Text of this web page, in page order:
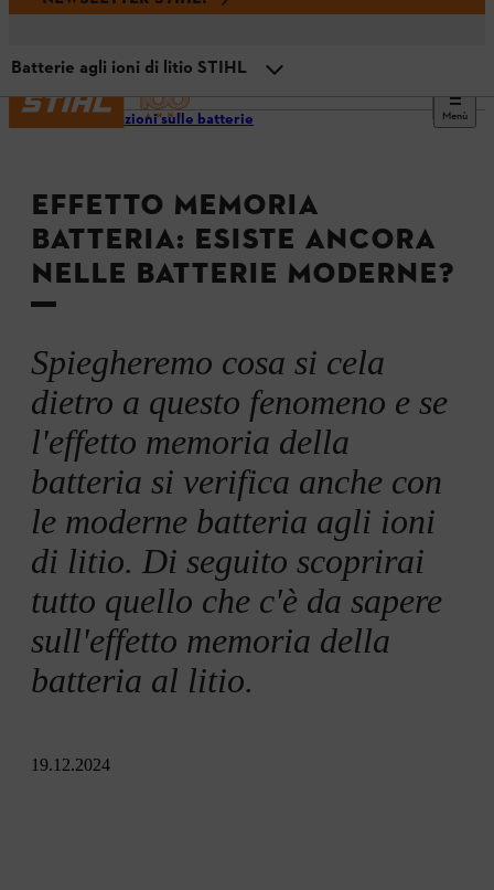
Menù
Informazioni sulle batterie
EFFETTO MEMORIA
BATTERIA: ESISTE ANCORA
NELLE BATTERIE MODERNE?
Spiegheremo cosa si cela
dietro a questo fenomeno e se
l'effetto memoria della
batteria si verifica anche con
le moderne batteria agli ioni
di litio. Di seguito scoprirai
tutto quello che c'è da sapere
sull'effetto memoria della
batteria al litio.
19.12.2024
Batterie agli ioni di litio STIHL
Con quali batterie si verifica l'effetto memoria
Batterie agli ioni di litio STIHL